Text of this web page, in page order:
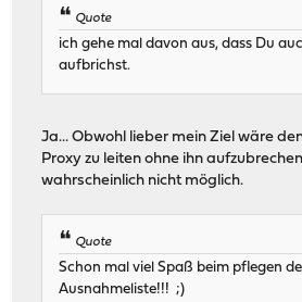
Quote
ich gehe mal davon aus, dass Du
aufbrichst.
Ja... Obwohl lieber mein Ziel wäre
Proxy zu leiten ohne ihn
wahrscheinlich nicht möglich.
Quote
Schon mal viel Spaß beim pflegen
Ausnahmeliste!!! ;)